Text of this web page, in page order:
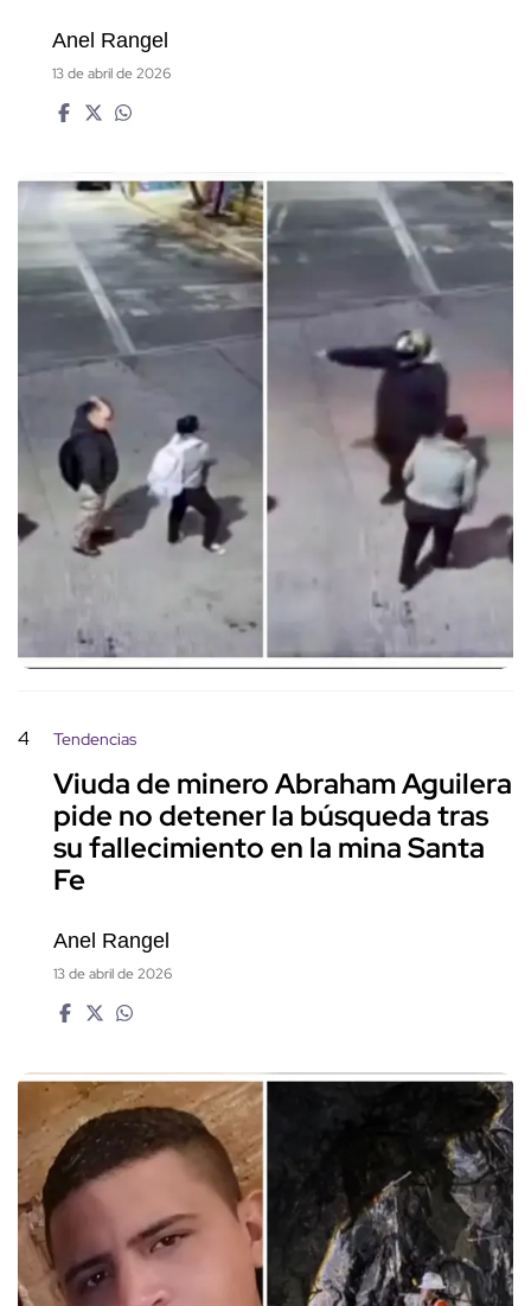
Anel Rangel
13 de abril de 2026
4 Tendencias
Viuda de minero Abraham Aguilera
pide no detener la búsqueda tras
su fallecimiento en la mina Santa
Fe
Anel Rangel
13 de abril de 2026